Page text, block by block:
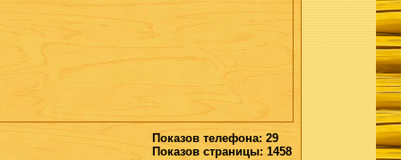
Показов телефона: 29
Показов страницы: 1458